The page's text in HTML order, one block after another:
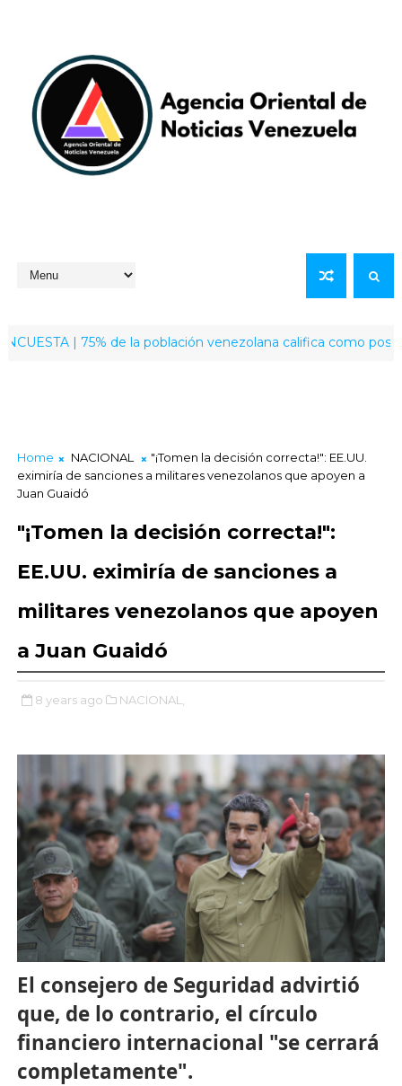
| 75% de la población venezolana califica como positiva la
Home NACIONAL
"¡Tomen la decisión correcta!": EE.UU.
eximiría de sanciones a militares venezolanos que apoyen a
Juan Guaidó
"¡Tomen la decisión correcta!":
EE.UU. eximiría de sanciones a
militares venezolanos que apoyen
a Juan Guaidó
8 years ago NACIONAL,
El consejero de Seguridad advirtió
que, de lo contrario, el círculo
financiero internacional "se cerrará
completamente".